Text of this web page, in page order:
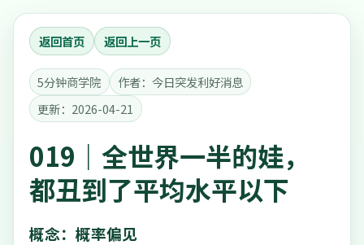
返回首页 返回上一页
5分钟商学院
作者：今日突发利好消息
更新：2026-04-21
019｜全世界一半的娃，
都丑到了平均水平以下
概念：概率偏见